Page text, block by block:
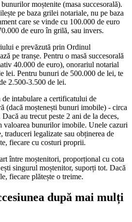
moștenite (masa succesorală).
pe baza grilei notariale, nu pe baza
care se vinde cu 100.000 de euro
de euro în grilă, sau invers.
e prevăzută prin Ordinul
pe tranșe. Pentru o masă succesorală
40.000 de euro), onorariul notarial
lei. Pentru bunuri de 500.000 de lei, te
2.500-3.500 de lei.
intabulare a certificatului de
(dacă moștenești bunuri imobile) - circa
au trecut peste 2 ani de la deces,
valoarea bunurilor imobile. Unele cazuri
traduceri legalizate sau obținerea de
fiecare cu costuri proprii.
între moștenitori, proporțional cu cota
singurul moștenitor, suporți tot. Dacă
fiecare plătește o treime.
după mai mulți